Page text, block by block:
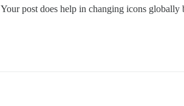
Your post does help in changing icons